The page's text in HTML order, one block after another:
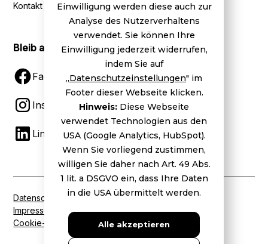
Kontakt
Bleib auf dem Laufenden
Facebook
Instagram
LinkedIn
Datenschutz
Impressum
Cookie-Einstellungen
Einwilligung werden diese auch zur
Analyse des Nutzerverhaltens
verwendet. Sie können Ihre
Einwilligung jederzeit widerrufen,
indem Sie auf
„Datenschutzeinstellungen" im
Footer dieser Webseite klicken.
Hinweis: Diese Webseite
verwendet Technologien aus den
USA (Google Analytics, HubSpot).
Wenn Sie vorliegend zustimmen,
willigen Sie daher nach Art. 49 Abs.
1 lit. a DSGVO ein, dass Ihre Daten
in die USA übermittelt werden.
Alle akzeptieren